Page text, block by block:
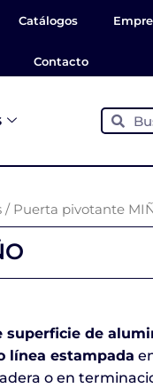
Catálogos
Contacto
Buscar
/ Puerta pivotante
superficie de
línea estampada
o en